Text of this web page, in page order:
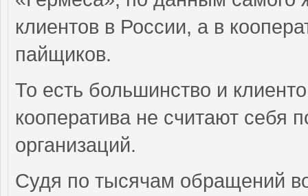
клиентов в России, а в
пайщиков.
То есть большинство и
кооператива не считают себя
организаций.
Судя по тысячам обращений